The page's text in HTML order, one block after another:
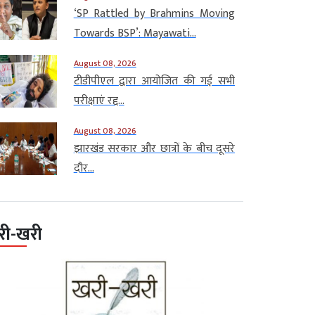
‘SP Rattled by Brahmins Moving
Towards BSP’: Mayawati...
August 08, 2026
टीडीपीएल द्वारा आयोजित की गई सभी
परीक्षाएं रद्द...
August 08, 2026
झारखंड सरकार और छात्रों के बीच दूसरे
दौर...
खरी